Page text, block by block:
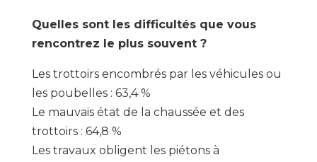
Quelles sont les difficultés que vous
rencontrez le plus souvent ?
Les trottoirs encombrés par les véhicules ou
les poubelles : 63,4 %
Le mauvais état de la chaussée et des
trottoirs : 64,8 %
Les travaux obligent les piétons à